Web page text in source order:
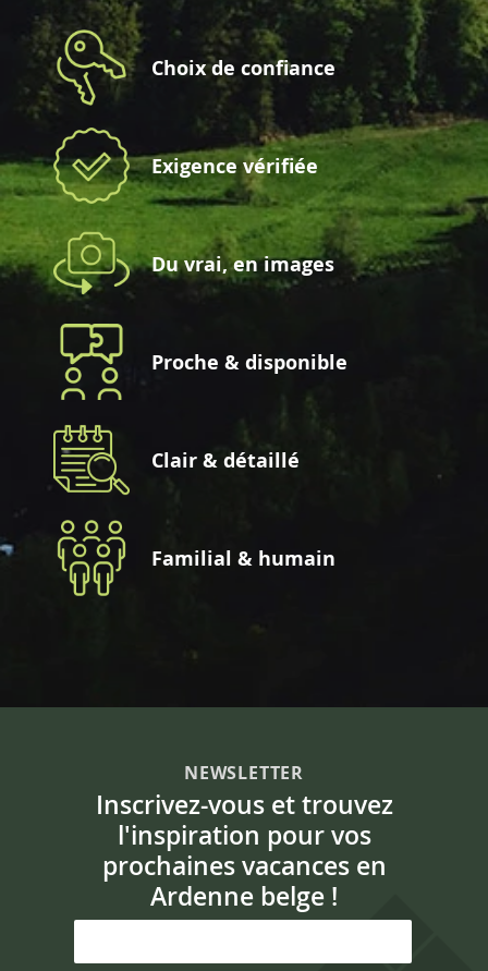
Choix de confiance
Exigence vérifiée
Du vrai, en images
Proche & disponible
Clair & détaillé
Familial & humain
NEWSLETTER
Inscrivez-vous et trouvez
l'inspiration pour vos
prochaines vacances en
Ardenne belge !